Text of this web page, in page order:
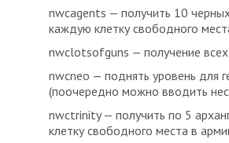
nwcagents — получить 10
каждую клетку свободного
nwclotsofguns — получение
nwcneo — поднять уровень для
(поочередно можно вводить
nwctrinity — получить по 5
клетку свободного места в